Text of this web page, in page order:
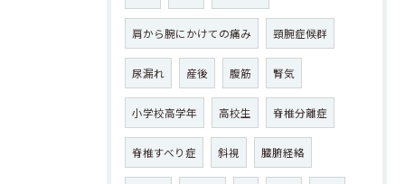
肩から腕にかけての痛み 頸腕症候群
尿漏れ 産後 腹筋 腎気
小学校高学年 高校生 脊椎分離症
脊椎すべり症 斜視 臓腑経絡